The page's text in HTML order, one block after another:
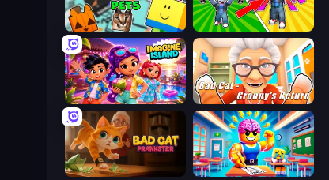
Find The Pets Obby: Gym Simulator, Escape
Imagine Island Bad Cat - Granny's Return
Bad Cat Prankster Obby: Dumb or Genius IQ Test